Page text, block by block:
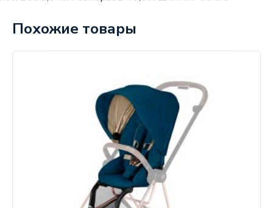
Похожие товары